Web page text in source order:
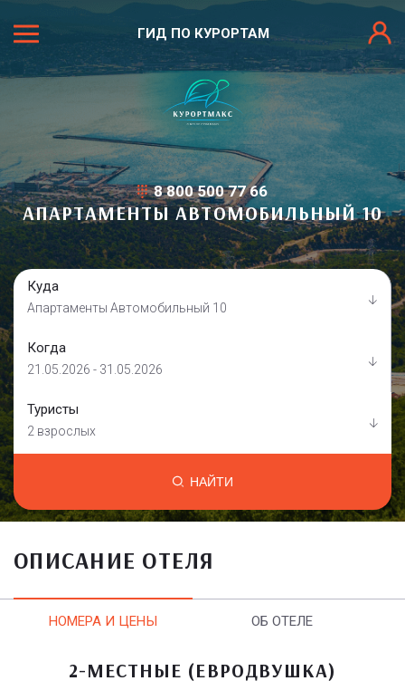
ГИД ПО КУРОРТАМ
8 800 500 77 66
АПАРТАМЕНТЫ АВТОМОБИЛЬНЫЙ 10
Куда
Апартаменты Автомобильный 10
Когда
21.05.2026 - 31.05.2026
Туристы
2 взрослых
НАЙТИ
ОПИСАНИЕ ОТЕЛЯ
НОМЕРА И ЦЕНЫ ОБ ОТЕЛЕ
2-МЕСТНЫЕ (ЕВРОДВУШКА)